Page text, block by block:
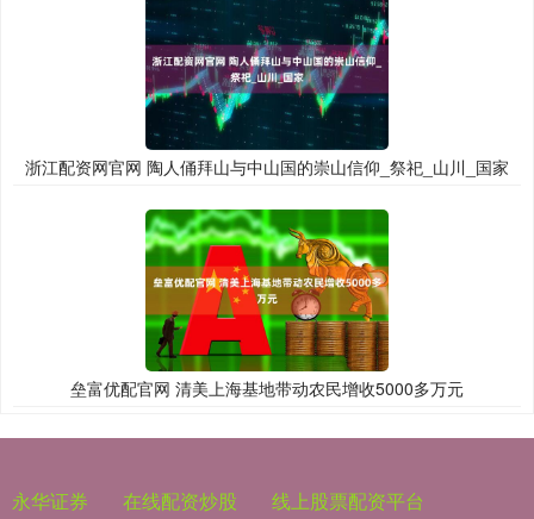
浙江配资网官网 陶人俑拜山与中山国的崇山信仰_祭祀_山川_国家
垒富优配官网 清美上海基地带动农民增收5000多万元
永华证券 在线配资炒股 线上股票配资平台